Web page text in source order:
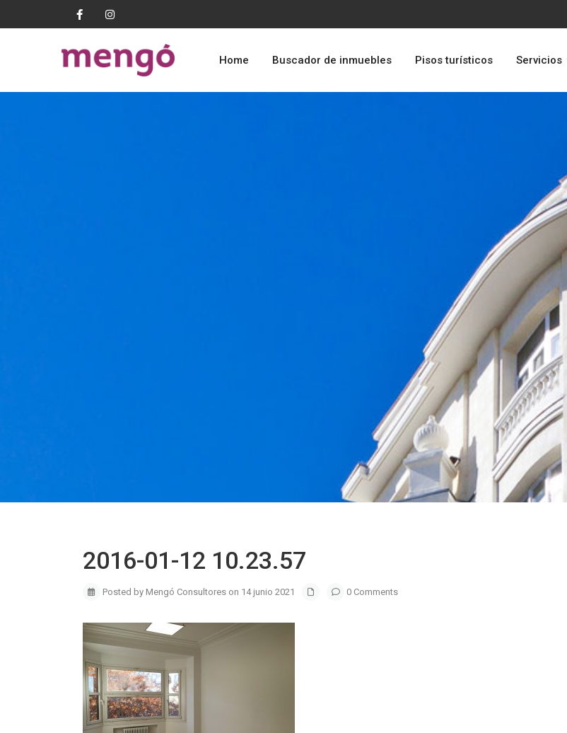
Home Buscador de inmuebles Pisos turísticos Servicios
2016-01-12 10.23.57
Posted by Mengó Consultores on 14 junio 2021 0 Comments